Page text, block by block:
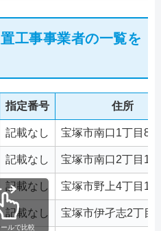
工事事業者の一覧を
指定番号 住所
記載なし 宝塚市南口1丁目8-
記載なし 宝塚市南口2丁目
記載なし 宝塚市野上4丁目14
記載なし 宝塚市伊孑志2丁目
ルで比較